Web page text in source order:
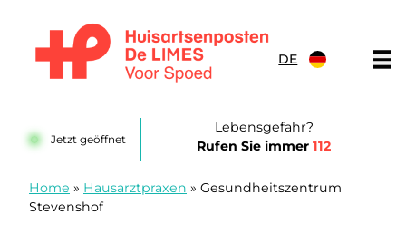
DE
Jetzt geöffnet
Lebensgefahr?
Rufen Sie immer112
Home » Hausarztpraxen » Gesundheitszentrum
Stevenshof